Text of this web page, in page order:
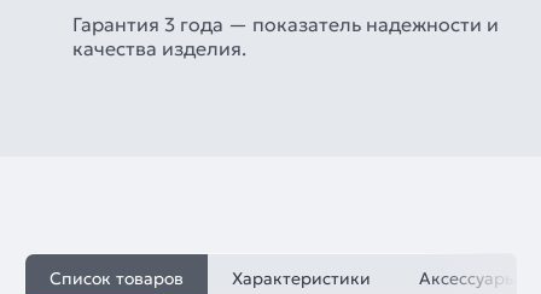
Гарантия 3 года — показатель надежности и
качества изделия.
Список товаров Характеристики Аксессуары